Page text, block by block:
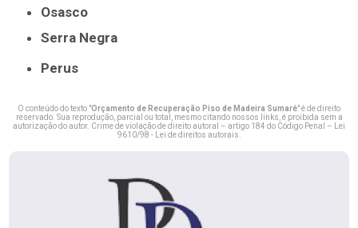
Osasco
Serra Negra
Perus
O conteúdo do texto "Orçamento de Recuperação Piso de Madeira Sumaré" é de direito
reservado. Sua reprodução, parcial ou total, mesmo citando nossos links, é proibida sem a
autorização do autor. Crime de violação de direito autoral – artigo 184 do Código Penal –
Lei
9610/98 - Lei de direitos autorais